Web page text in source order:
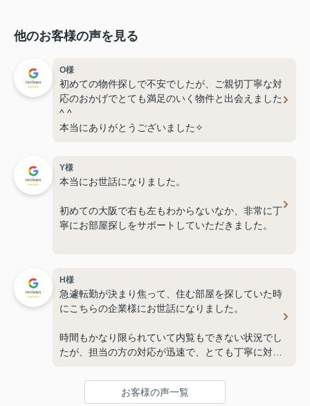
他のお客様の声を見る
O様
初めての物件探しで不安でしたが、ご親切丁寧な対
応のおかげでとても満足のいく物件と出会えました
^ ^
本当にありがとうございました✧︎
Y様
本当にお世話になりました。
初めての大阪で右も左もわからないなか、非常に丁
寧にお部屋探しをサポートしていただきました。
部屋を決めたあとのフォローも親切にして頂き、新
生活をはじめる上で本当に心強かったです。
引越し当日のイレギュラーにも親身にご対応頂き感
動しました。次も家を探すならまたお世話になりた
本当にありがとうございました!
H様
急遽転勤が決まり焦って、住む部屋を探していた時
にこちらの企業様にお世話になりました。
時間もかなり限られていて内覧もできない状況でし
たが、担当の方の対応が迅速で、とても丁寧に対応
鍵の受取などもスムーズに決まったおかげで安心し
て引越すことができました。
お客様の声一覧